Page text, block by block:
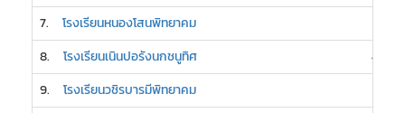
7. โรงเรียนหนองโสนพิทยาคม
8. โรงเรียนเนินปอรังนกชนูทิศ
4
9. โรงเรียนวชิรบารมีพิทยาคม